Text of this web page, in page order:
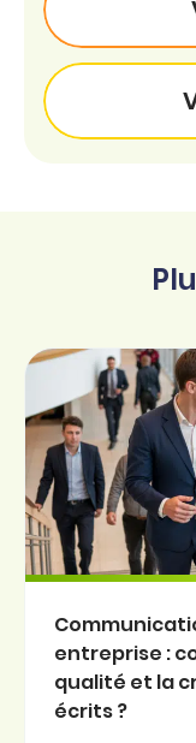
entreprise :
qualité et la
écrits ?